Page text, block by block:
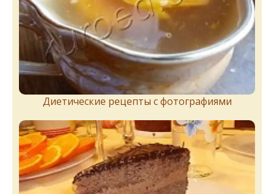
Диетические рецепты с фотографиями